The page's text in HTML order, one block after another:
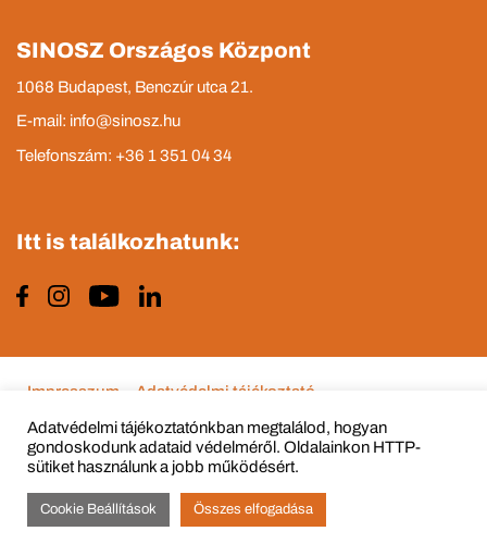
SINOSZ Országos Központ
1068 Budapest, Benczúr utca 21.
E-mail: info@sinosz.hu
Telefonszám: +36 1 351 04 34
Itt is találkozhatunk:
© Copyright 2015 - 2022 All Rights Reserved
Impresszum Adatvédelmi tájékoztató
Adatvédelmi tájékoztatónkban megtalálod, hogyan
gondoskodunk adataid védelméről. Oldalainkon HTTP-
sütiket használunk a jobb működésért.
Cookie Beállítások Összes elfogadása